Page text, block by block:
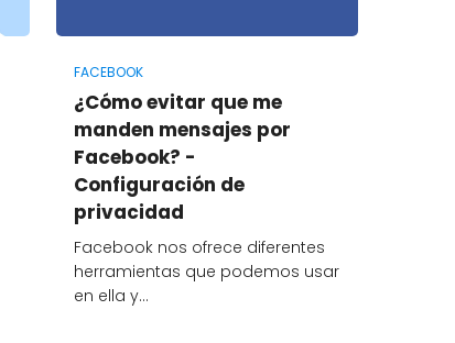
FACEBOOK
¿Cómo evitar que me
manden mensajes por
Facebook? -
Configuración de
privacidad
Facebook nos ofrece diferentes
herramientas que podemos usar
en ella y…